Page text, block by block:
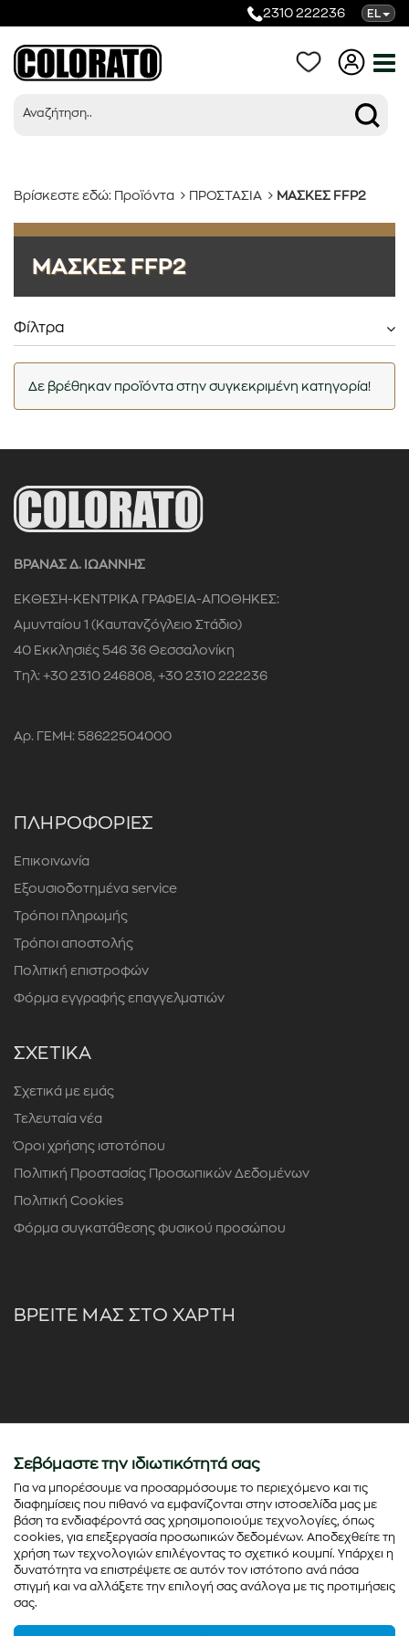
2310 222236 EL
Κατηγορίες
Βρίσκεστε εδώ: Προϊόντα ΠΡΟΣΤΑΣΙΑ ΜΑΣΚΕΣ FFP2
ΜΑΣΚΕΣ FFP2
Φίλτρα
Δε βρέθηκαν προϊόντα στην συγκεκριμένη κατηγορία!
ΒΡΑΝΑΣ Δ. ΙΩΑΝΝΗΣ
ΕΚΘΕΣΗ-ΚΕΝΤΡΙΚΑ ΓΡΑΦΕΙΑ-ΑΠΟΘΗΚΕΣ:
Αμυνταίου 1 (Καυτανζόγλειο Στάδιο)
40 Εκκλησιές 546 36 Θεσσαλονίκη
Τηλ: +30 2310 246808, +30 2310 222236
Αρ. ΓΕΜΗ: 58622504000
ΠΛΗΡΟΦΟΡΙΕΣ
Επικοινωνία
Εξουσιοδοτημένα service
Τρόποι πληρωμής
Τρόποι αποστολής
Πολιτική επιστροφών
Φόρμα εγγραφής επαγγελματιών
ΣΧΕΤΙΚΑ
Σχετικά με εμάς
Τελευταία νέα
Όροι χρήσης ιστοτόπου
Πολιτική Προστασίας Προσωπικών Δεδομένων
Πολιτική Cookies
Φόρμα συγκατάθεσης φυσικού προσώπου
ΒΡΕΙΤΕ ΜΑΣ ΣΤΟ ΧΑΡΤΗ
Σεβόμαστε την ιδιωτικότητά σας
Για να μπορέσουμε να προσαρμόσουμε το περιεχόμενο και τις
διαφημίσεις που πιθανό να εμφανίζονται στην ιστοσελίδα μας με
βάση τα ενδιαφέροντά σας χρησιμοποιούμε τεχνολογίες, όπως
cookies, για επεξεργασία προσωπικών δεδομένων. Αποδεχθείτε τη
χρήση των τεχνολογιών επιλέγοντας το σχετικό κουμπί. Υπάρχει η
δυνατότητα να επιστρέψετε σε αυτόν τον ιστότοπο ανά πάσα
στιγμή και να αλλάξετε την επιλογή σας ανάλογα με τις προτιμήσεις
σας.